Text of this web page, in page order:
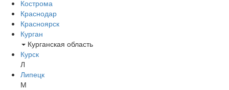
Кострома
Краснодар
Красноярск
Курган
Курганская область
Курск
Л
Липецк
М